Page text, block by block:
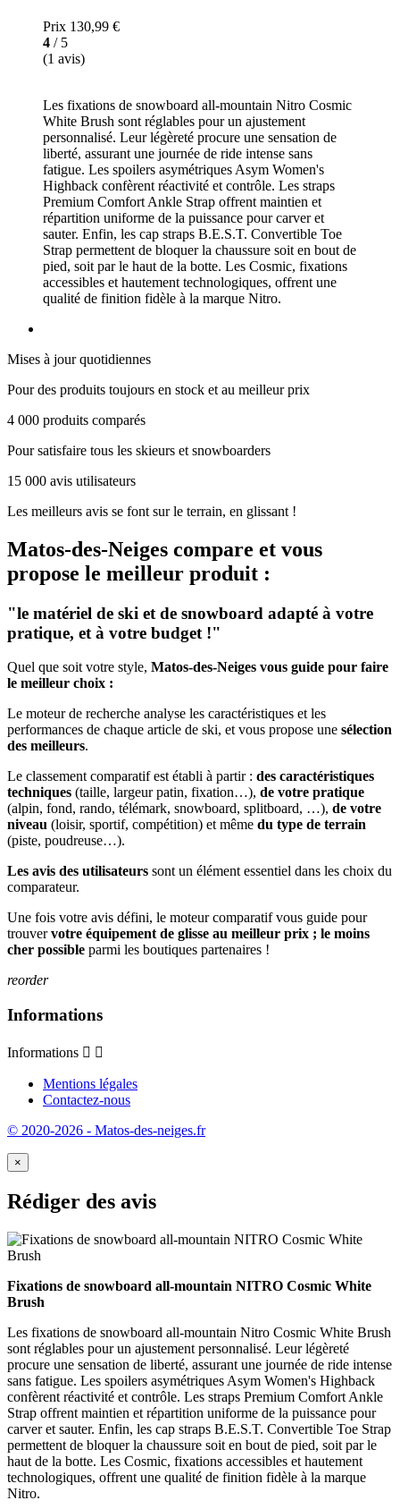
Prix 130,99 €
4 / 5
(1 avis)
Les fixations de snowboard all-mountain Nitro Cosmic
White Brush sont réglables pour un ajustement
personnalisé. Leur légèreté procure une sensation de
liberté, assurant une journée de ride intense sans
fatigue. Les spoilers asymétriques Asym Women's
Highback confèrent réactivité et contrôle. Les straps
Premium Comfort Ankle Strap offrent maintien et
répartition uniforme de la puissance pour carver et
sauter. Enfin, les cap straps B.E.S.T. Convertible Toe
Strap permettent de bloquer la chaussure soit en bout de
pied, soit par le haut de la botte. Les Cosmic, fixations
accessibles et hautement technologiques, offrent une
qualité de finition fidèle à la marque Nitro.
Mises à jour quotidiennes
Pour des produits toujours en stock et au meilleur prix
4 000 produits comparés
Pour satisfaire tous les skieurs et snowboarders
15 000 avis utilisateurs
Les meilleurs avis se font sur le terrain, en glissant !
Matos-des-Neiges compare et vous
propose le meilleur produit :
"le matériel de ski et de snowboard adapté à votre
pratique, et à votre budget !"
Quel que soit votre style, Matos-des-Neiges vous guide pour faire
le meilleur choix :
Le moteur de recherche analyse les caractéristiques et les
performances de chaque article de ski, et vous propose une sélection
des meilleurs.
Le classement comparatif est établi à partir : des caractéristiques
techniques (taille, largeur patin, fixation…), de votre pratique
(alpin, fond, rando, télémark, snowboard, splitboard, …), de votre
niveau (loisir, sportif, compétition) et même du type de terrain
(piste, poudreuse…).
Les avis des utilisateurs sont un élément essentiel dans les choix du
comparateur.
Une fois votre avis défini, le moteur comparatif vous guide pour
trouvervotre équipement de glisse au meilleur prix ; le moins
cher possible parmi les boutiques partenaires !
reorder
Informations
Informations  
Mentions légales
Contactez-nous
© 2020-2026 - Matos-des-neiges.fr
×
Rédiger des avis
Fixations de snowboard all-mountain NITRO Cosmic White
Brush
Les fixations de snowboard all-mountain Nitro Cosmic White Brush
sont réglables pour un ajustement personnalisé. Leur légèreté
procure une sensation de liberté, assurant une journée de ride intense
sans fatigue. Les spoilers asymétriques Asym Women's Highback
confèrent réactivité et contrôle. Les straps Premium Comfort Ankle
Strap offrent maintien et répartition uniforme de la puissance pour
carver et sauter. Enfin, les cap straps B.E.S.T. Convertible Toe Strap
permettent de bloquer la chaussure soit en bout de pied, soit par le
haut de la botte. Les Cosmic, fixations accessibles et hautement
technologiques, offrent une qualité de finition fidèle à la marque
Nitro.